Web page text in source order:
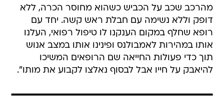
מהרכב שכב על הכביש כשהוא מחוסר הכרה, ללא
דופק וללא נשימה עם חבלת ראש קשה. יחד עם
רופא שחלף במקום הענקנו לו טיפול רפואי, העלנו
אותו במהירות לאמבולנס ופינינו אותו במצב אנוש
תוך כדי פעולות החייאה שם הרופאים המשיכו
להיאבק על חייו אבל לבסוף נאלצו לקבוע את מותו".